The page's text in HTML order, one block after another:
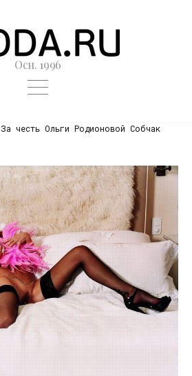
Осн. 1996
За честь Ольги Родионовой Собчак